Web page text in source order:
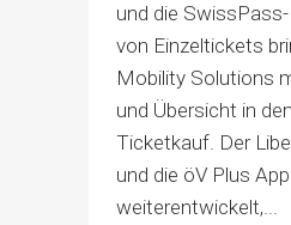
und die
von Einzeltickets
Mobility Solutions
und Übersicht in
Ticketkauf. Der
und die öV Plus
weiterentwickelt,...